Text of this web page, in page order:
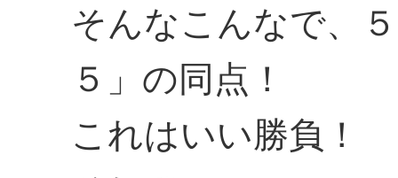
そんなこんなで、
５」の同点！
これはいい勝負！